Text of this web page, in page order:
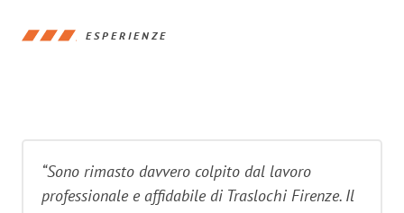
ESPERIENZE
“Sono rimasto davvero colpito dal lavoro
professionale e affidabile di Traslochi Firenze. Il